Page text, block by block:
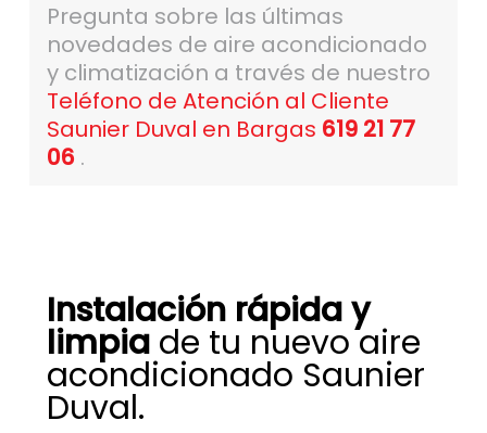
Pregunta sobre las últimas
novedades de aire acondicionado
y climatización a través de nuestro
Teléfono de Atención al Cliente
Saunier Duval en Bargas 619 21 77
06 .
Instalación rápida y
limpiade tu nuevo aire
acondicionado Saunier
Duval.